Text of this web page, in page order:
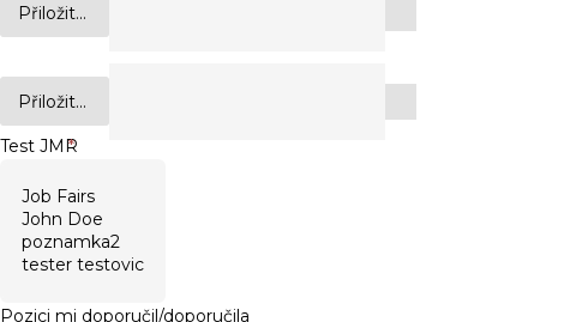
Přiložit...
Přiložit...
Test JMR
*
Pozici mi doporučil/doporučila